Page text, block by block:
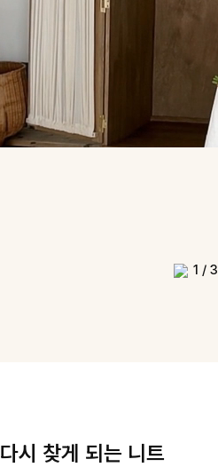
1 / 3
다시 찾게 되는 니트